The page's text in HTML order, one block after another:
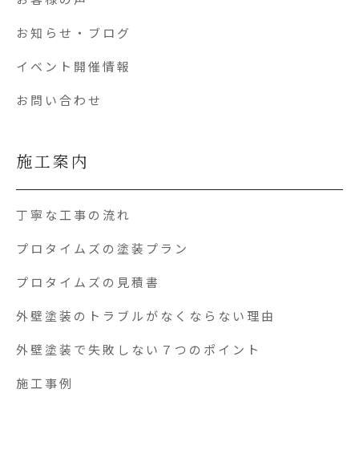
お知らせ・ブログ
イベント開催情報
お問い合わせ
施工案内
丁寧な工事の流れ
プロタイムズの塗装プラン
プロタイムズの見積書
外壁塗装のトラブルがなくならない理由
外壁塗装で失敗しない７つのポイント
施工事例